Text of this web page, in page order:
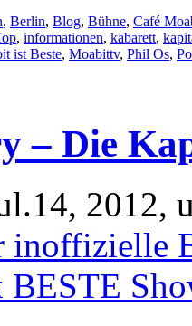
, Berlin, Blog, Bühne, Café
, informationen, kabarett,
ist Beste, Moabittv, Phil Os,
– Die
2012,
inoffizielle
BESTE